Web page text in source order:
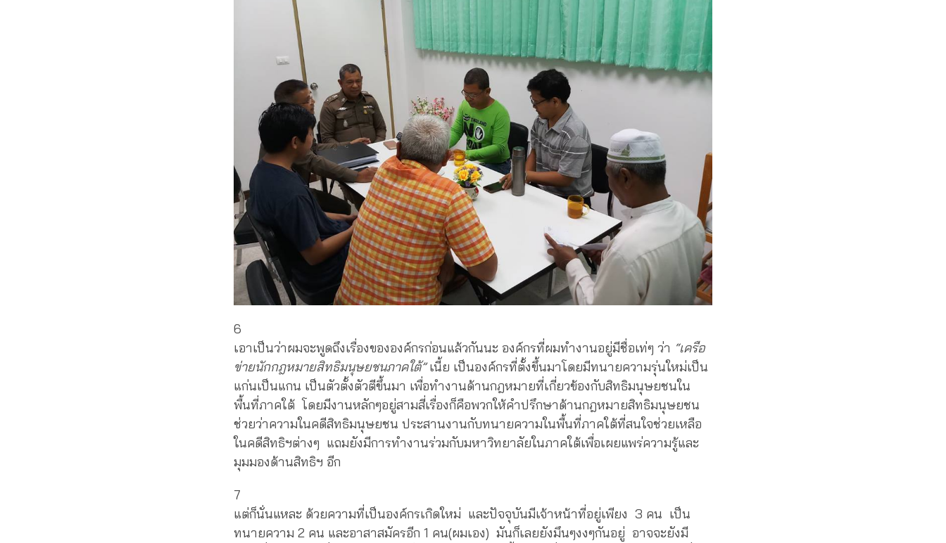
6
เอาเป็นว่าผมจะพูดถึงเรื่องขององค์กรก่อนแล้วกันนะ องค์กรที่ผมทำงานอยู่มีชื่อเท่ๆ ว่า “เครือ
ข่ายนักกฎหมายสิทธิมนุษยชนภาคใต้”เนี้ย เป็นองค์กรที่ตั้งขึ้นมาโดยมีทนายความรุ่นใหม่เป็น
แก่นเป็นแกน เป็นตัวตั้งตัวตีขึ้นมา เพื่อทำงานด้านกฎหมายที่เกี่ยวข้องกับสิทธิมนุษยชนใน
พื้นที่ภาคใต้ โดยมีงานหลักๆอยู่สามสี่เรื่องก็คือพวกให้คำปรึกษาด้านกฎหมายสิทธิมนุษยชน
ช่วยว่าความในคดีสิทธิมนุษยชน ประสานงานกับทนายความในพื้นที่ภาคใต้ที่สนใจช่วยเหลือ
ในคดีสิทธิฯต่างๆ แถมยังมีการทำงานร่วมกับมหาวิทยาลัยในภาคใต้เพื่อเผยแพร่ความรู้และ
มุมมองด้านสิทธิฯ อีก
7
แต่ก็นั่นแหละ ด้วยความที่เป็นองค์กรเกิดใหม่ และปัจจุบันมีเจ้าหน้าที่อยู่เพียง 3 คน เป็น
ทนายความ 2 คน และอาสาสมัครอีก 1 คน(ผมเอง) มันก็เลยยังมึนๆงงๆกันอยู่ อาจจะยังมี